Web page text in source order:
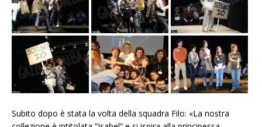
Subito dopo è stata la volta della squadra Filo: «La nostra